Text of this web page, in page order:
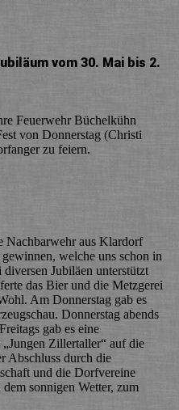
vom 30. Mai bis 2.
Feuerwehr Büchelkühn
von Donnerstag (Christi
zu feiern.
Nachbarwehr aus Klardorf
welche uns schon in
Jubiläen unterstützt
das Bier und die Metzgerei
Am Donnerstag gab es
Donnerstag abends
gab es eine
„Jungen Zillertaller“ auf die
Abschluss durch die
und die Dorfvereine
sonnigen Wetter, zum